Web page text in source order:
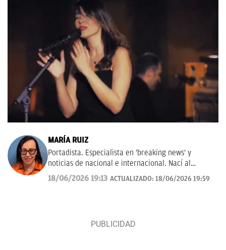
MARÍA RUIZ
Portadista. Especialista en 'breaking news' y
noticias de nacional e internacional. Nací al
periodismo en Abc, ayudé a fundar La Razón y viví
en Las Provincias.
18/06/2026 19:13 ACTUALIZADO: 18/06/2026 19:59